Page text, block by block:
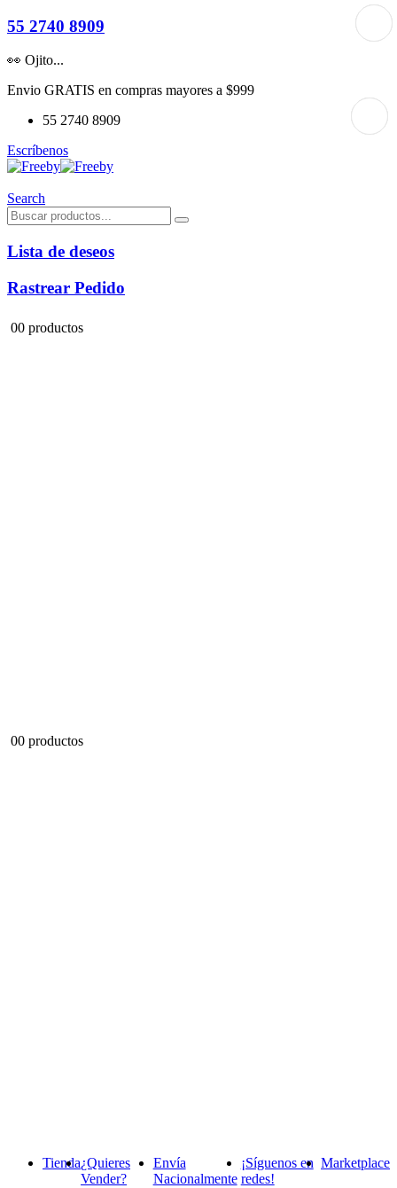
55 2740 8909
👀 Ojito...
Envio GRATIS en compras mayores a $999
55 2740 8909
Escríbenos
Search
Lista de deseos
Rastrear Pedido
00 productos
00 productos
Tienda¿Quieres
Vender?
Envía
Nacionalmente
¡Síguenos en
redes!
Marketplace